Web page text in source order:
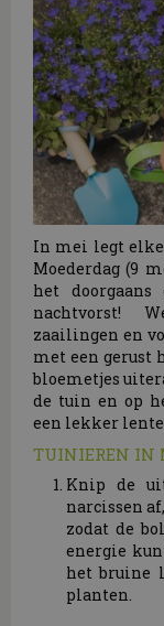
In mei legt elke
Moederdag (9
het
nachtvorst!
zaailingen en
met een gerust
bloemetjes
de tuin en op
een lekker
TUINIEREN IN
Knip de
narcissen
zodat de
energie
het bruine
planten.